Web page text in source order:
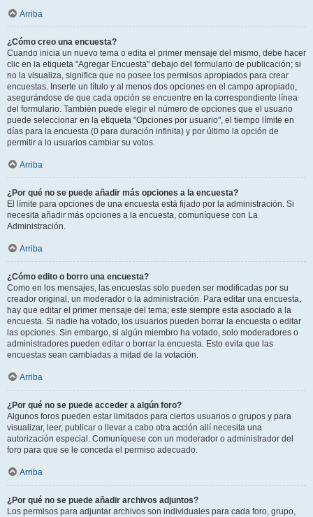
Arriba
¿Cómo creo una encuesta?
Cuando inicia un nuevo tema o edita el primer mensaje del mismo, debe hacer
clic en la etiqueta "Agregar Encuesta" debajo del formulario de publicación; si
no la visualiza, significa que no posee los permisos apropiados para crear
encuestas. Inserte un título y al menos dos opciones en el campo apropiado,
asegurándose de que cada opción se encuentre en la correspondiente línea
del formulario. También puede elegir el número de opciones que el usuario
puede seleccionar en la etiqueta "Opciones por usuario", el tiempo límite en
días para la encuesta (0 para duración infinita) y por último la opción de
permitir a lo usuarios cambiar su votos.
Arriba
¿Por qué no se puede añadir más opciones a la encuesta?
El límite para opciones de una encuesta está fijado por la administración. Si
necesita añadir más opciones a la encuesta, comuníquese con La
Administración.
Arriba
¿Cómo edito o borro una encuesta?
Como en los mensajes, las encuestas solo pueden ser modificadas por su
creador original, un moderador o la administración. Para editar una encuesta,
hay que editar el primer mensaje del tema; este siempre esta asociado a la
encuesta. Si nadie ha votado, los usuarios pueden borrar la encuesta o editar
las opciones. Sin embargo, si algún miembro ha votado, solo moderadores o
administradores pueden editar o borrar la encuesta. Esto evita que las
encuestas sean cambiadas a mitad de la votación.
Arriba
¿Por qué no se puede acceder a algún foro?
Algunos foros pueden estar limitados para ciertos usuarios o grupos y para
visualizar, leer, publicar o llevar a cabo otra acción allí necesita una
autorización especial. Comuníquese con un moderador o administrador del
foro para que se le conceda el permiso adecuado.
Arriba
¿Por qué no se puede añadir archivos adjuntos?
Los permisos para adjuntar archivos son individuales para cada foro, grupo,